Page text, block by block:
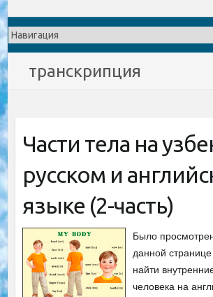
транскрипция
Части тела на
русском и
языке (2-часть)
Было
данной
найти
человека на